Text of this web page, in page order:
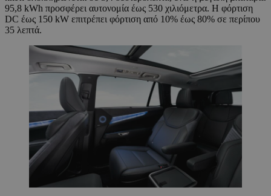
95,8 kWh προσφέρει αυτονομία έως 530 χιλιόμετρα. Η φόρτιση
DC έως 150 kW επιτρέπει φόρτιση από 10% έως 80% σε περίπου
35 λεπτά.